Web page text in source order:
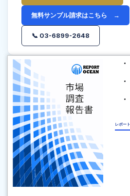
無料サンプル請求はこちら →
📞 03-6899-2648
レポー